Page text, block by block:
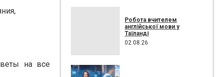
на все
Робота вчителем
англійської мови у
Таїланді
02.08.26